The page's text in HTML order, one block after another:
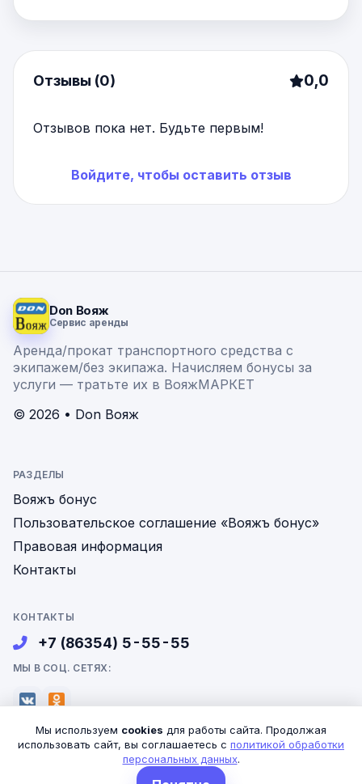
Отзывы (0) 0,0
Отзывов пока нет. Будьте первым!
Войдите, чтобы оставить отзыв
Don Вояж
Сервис аренды
Аренда/прокат транспортного средства с
экипажем/без экипажа. Начисляем бонусы за
услуги — тратьте их в ВояжМАРКЕТ
© 2026 • Don Вояж
РАЗДЕЛЫ
Вояжъ бонус
Пользовательское соглашение «Вояжъ бонус»
Правовая информация
Контакты
КОНТАКТЫ
+7 (86354) 5-55-55
МЫ В СОЦ. СЕТЯХ:
Мы используем cookies для работы сайта. Продолжая
использовать сайт, вы соглашаетесь с политикой обработки
персональных данных.